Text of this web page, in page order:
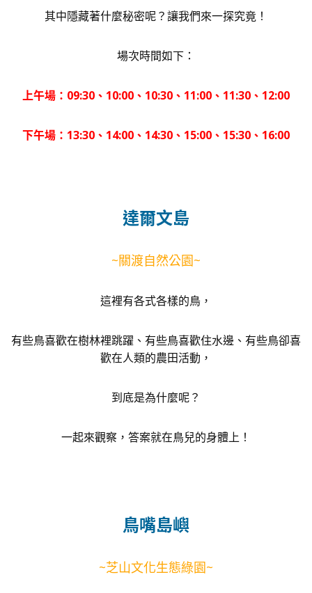
其中隱藏著什麼秘密呢？讓我們來一探究竟！
場次時間如下：
上午場：09:30、10:00、10:30、11:00、11:30、12:00
下午場：13:30、14:00、14:30、15:00、15:30、16:00
達爾文島
~關渡自然公園~
這裡有各式各樣的鳥，
有些鳥喜歡在樹林裡跳躍、有些鳥喜歡住水邊、有些鳥卻喜
歡在人類的農田活動，
到底是為什麼呢？
一起來觀察，答案就在鳥兒的身體上！
鳥嘴島嶼
~芝山文化生態綠園~